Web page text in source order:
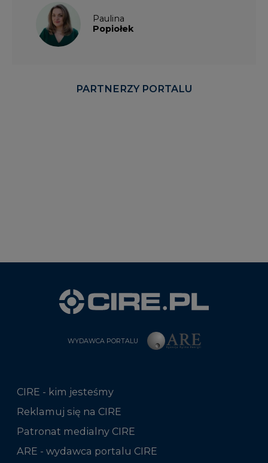
Paulina
Popiołek
PARTNERZY PORTALU
WYDAWCA PORTALU
CIRE - kim jesteśmy
Reklamuj się na CIRE
Patronat medialny CIRE
ARE - wydawca portalu CIRE